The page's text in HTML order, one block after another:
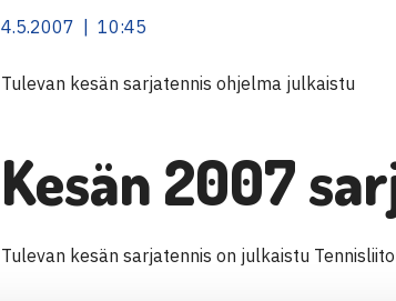
4.5.2007 | 10:45
Tulevan kesän sarjatennis ohjelma julkaistu
Kesän 2007
Tulevan kesän sarjatennis on julkaistu